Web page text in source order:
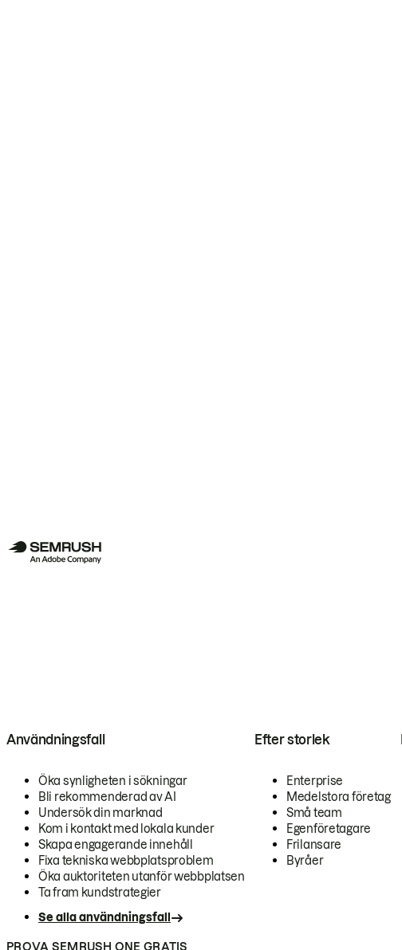
Användningsfall
Öka synligheten i sökningar
Bli rekommenderad av AI
Undersök din marknad
Kom i kontakt med lokala kunder
Skapa engagerande innehåll
Fixa tekniska webbplatsproblem
Öka auktoriteten utanför webbplatsen
Ta fram kundstrategier
Se alla användningsfall
Efter storlek
Enterprise
Medelstora företag
Små team
Egenföretagare
Frilansare
Byråer
PROVA SEMRUSH ONE GRATIS